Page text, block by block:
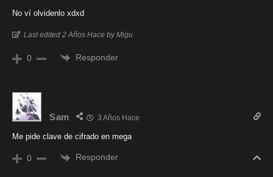
No ví olvidenlo xdxd
Last edited 2 Años Hace by Migu
0 Responder
Sam 3 Años Hace
Me pide clave de cifrado en mega
0 Responder